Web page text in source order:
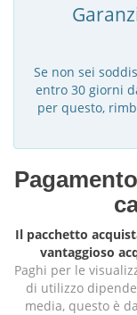
Se non sei
entro 30 giorni
per questo,
Il pacchetto
vantaggioso
Paghi per le
di utilizzo
media, questo è